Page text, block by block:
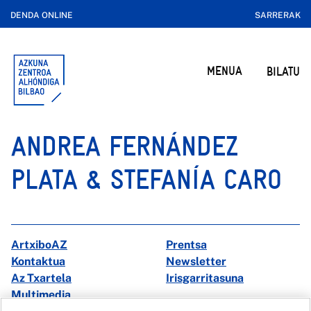
DENDA ONLINE SARRERAK
MENUA BILATU
ANDREA FERNÁNDEZ
PLATA & STEFANÍA CARO
ArtxiboAZ
Prentsa
Kontaktua
Newsletter
Az Txartela
Irisgarritasuna
Multimedia